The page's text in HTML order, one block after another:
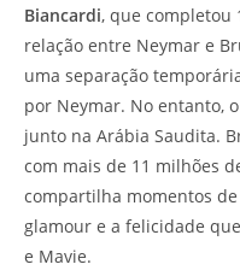
Biancardi, que completou
relação entre Neymar e
uma separação
por Neymar. No entanto,
junto na Arábia Saudita.
com mais de 11 milhões
compartilha momentos
glamour e a felicidade
e Mavie.